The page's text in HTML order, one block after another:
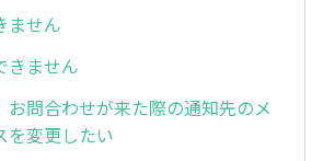
ません
きません
お問合わせが来た際の通知先のメ
を変更したい